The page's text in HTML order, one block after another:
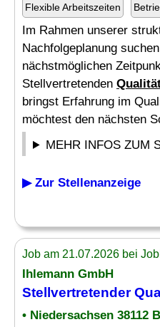
Flexible Arbeitszeiten
Im Rahmen unserer
Nachfolgeplanung
nächstmöglichen
Stellvertretenden
bringst Erfahrung im
möchtest den nächsten
MEHR INFOS ZUM
▶ Zur Stellenanzeige
Job am 21.07.2026 bei
Ihlemann GmbH
Stellvertretender
• Niedersachsen 38112